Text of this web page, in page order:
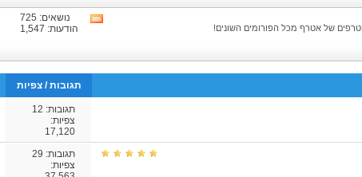
הפורום
של אטרף מכל הפורומים השונים!
בRSS
נושאים: 725
הודעות: 1,547
תגובות/צפיות
תגובות: 12
צפיות:
17,120
תגובות: 29
צפיות: